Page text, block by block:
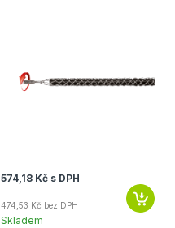
574,18 Kč s DPH
474,53 Kč bez DPH
Skladem